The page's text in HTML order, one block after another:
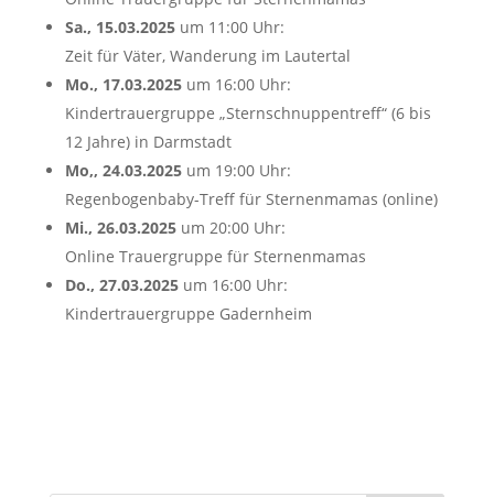
Sa., 15.03.2025um 11:00 Uhr:
Zeit für Väter, Wanderung im Lautertal
Mo., 17.03.2025 um 16:00 Uhr:
Kindertrauergruppe „Sternschnuppentreff“ (6 bis
12 Jahre) in Darmstadt
Mo,, 24.03.2025 um 19:00 Uhr:
Regenbogenbaby-Treff für Sternenmamas (online)
Mi., 26.03.2025um 20:00 Uhr:
Online Trauergruppe für Sternenmamas
Do., 27.03.2025um 16:00 Uhr:
Kindertrauergruppe Gadernheim